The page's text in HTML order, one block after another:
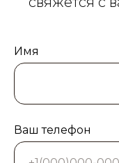
Имя
Ваш телефон